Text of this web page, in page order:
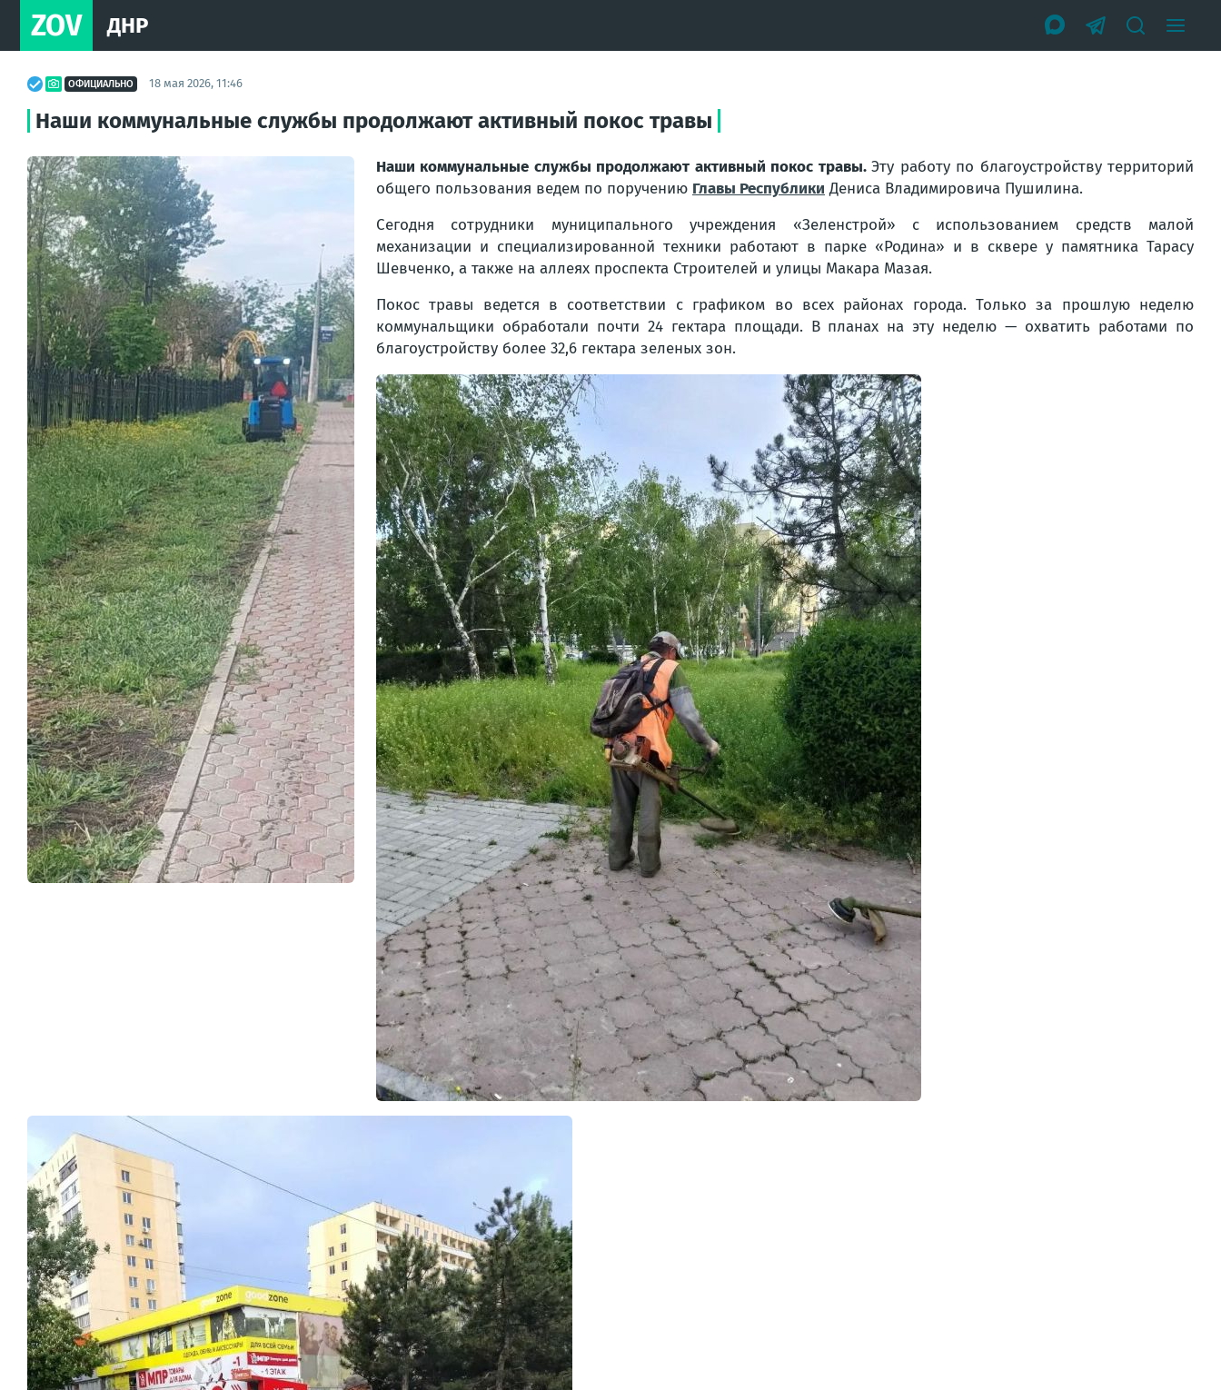
ZOV ДНР
ОФИЦИАЛЬНО 18 мая 2026, 11:46
Наши коммунальные службы продолжают активный покос травы
Наши коммунальные службы продолжают активный покос травы.Эту работу по благоустройству территорий
общего пользования ведем по поручению Главы Республики Дениса Владимировича Пушилина.
Сегодня сотрудники муниципального учреждения «Зеленстрой» с использованием средств малой
механизации и специализированной техники работают в парке «Родина» и в сквере у памятника Тарасу
Шевченко, а также на аллеях проспекта Строителей и улицы Макара Мазая.
Покос травы ведется в соответствии с графиком во всех районах города. Только за прошлую неделю
коммунальщики обработали почти 24 гектара площади. В планах на эту неделю — охватить работами по
благоустройству более 32,6 гектара зеленых зон.